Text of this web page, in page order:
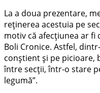
La a doua prezentare,
reținerea acestuia pe
motiv că afecțiunea ar fi
Boli Cronice. Astfel,
conștient și pe picioare,
între secții, într-o stare
legumă”.